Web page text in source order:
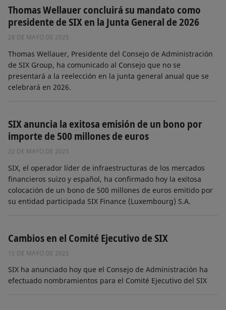
Thomas Wellauer concluirá su mandato como
presidente de SIX en la Junta General de 2026
28 DE MAYO DE 2025
Thomas Wellauer, Presidente del Consejo de Administración
de SIX Group, ha comunicado al Consejo que no se
presentará a la reelección en la junta general anual que se
celebrará en 2026.
SIX anuncia la exitosa emisión de un bono por
importe de 500 millones de euros
22 DE MAYO DE 2025
SIX, el operador líder de infraestructuras de los mercados
financieros suizo y español, ha confirmado hoy la exitosa
colocación de un bono de 500 millones de euros emitido por
su entidad participada SIX Finance (Luxembourg) S.A.
Cambios en el Comité Ejecutivo de SIX
15 DE MAYO DE 2025
SIX ha anunciado hoy que el Consejo de Administración ha
efectuado nombramientos para el Comité Ejecutivo del SIX